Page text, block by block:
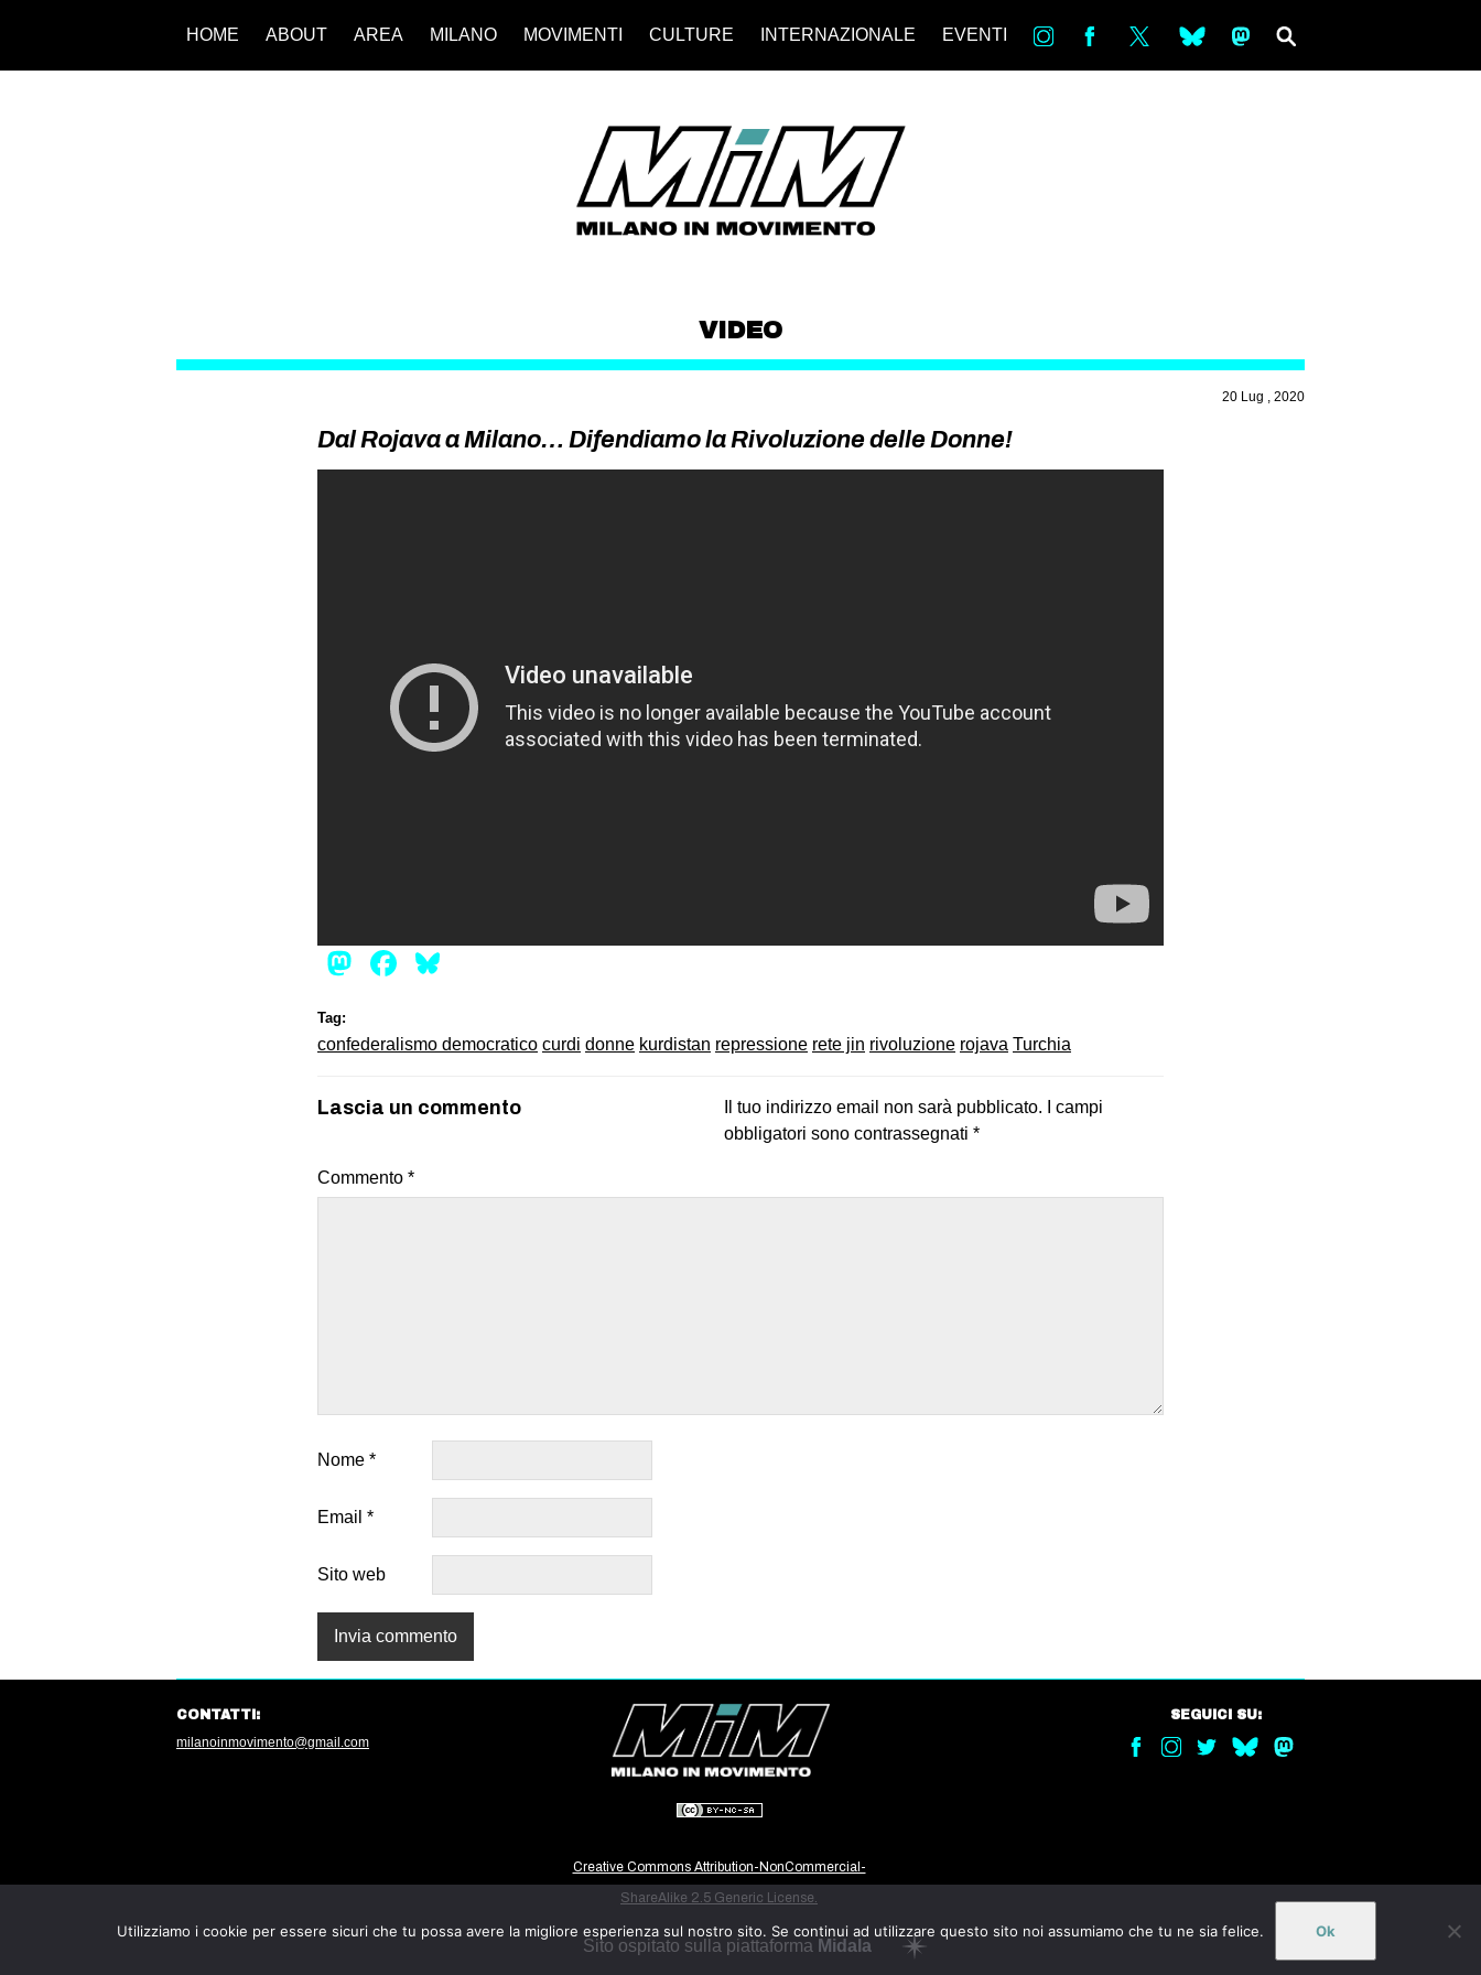
HOME ABOUT AREA MILANO MOVIMENTI CULTURE INTERNAZIONALE EVENTI in bsky ms
VIDEO
20 Lug , 2020
Dal Rojava a Milano… Difendiamo la Rivoluzione delle Donne!
Mastodon
Facebook
Tag:
confederalismo democratico curdi donne kurdistan repressione rete jin rivoluzione rojava Turchia
Lascia un commento Il tuo indirizzo email non sarà pubblicato.
I campi
obbligatori sono contrassegnati *
Commento *
Nome *
Email *
Sito web
Creative Commons Attribution-NonCommercial-
ShareAlike 2.5 Generic License.
CONTATTI:
milanoinmovimento@gmail.com
SEGUICI SU:
Sito ospitato sulla piattaforma Midala
Utilizziamo i cookie per essere sicuri che tu possa avere la migliore esperienza sul nostro sito. Se continui ad utilizzare questo sito noi assumiamo che tu ne sia felice. Ok